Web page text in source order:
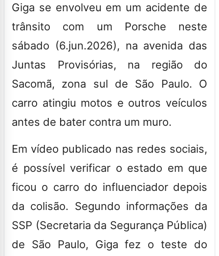
Giga se envolveu em um acidente de
trânsito com um Porsche neste
sábado (6.jun.2026), na avenida das
Juntas Provisórias, na região do
Sacomã, zona sul de São Paulo. O
carro atingiu motos e outros veículos
antes de bater contra um muro.
Em vídeo publicado nas redes sociais,
é possível verificar o estado em que
ficou o carro do influenciador depois
da colisão. Segundo informações da
SSP (Secretaria da Segurança Pública)
de São Paulo, Giga fez o teste do